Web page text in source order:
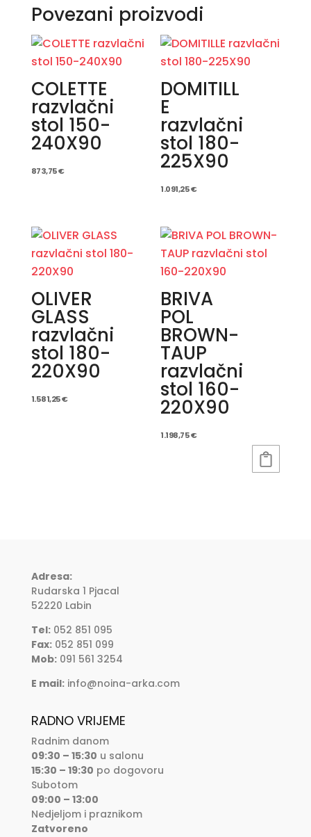
Povezani proizvodi
COLETTE
razvlačni
stol 150-
240X90
873,75€
DOMITILL
E
razvlačni
stol 180-
225X90
1.091,25€
OLIVER
GLASS
razvlačni
stol 180-
220X90
1.581,25€
BRIVA
POL
BROWN-
TAUP
razvlačni
stol 160-
220X90
1.198,75€
Adresa:
Rudarska 1 Pjacal
52220 Labin
Tel:052 851 095
Fax:052 851 099
Mob:091 561 3254
E mail: info@noina-arka.com
RADNO VRIJEME
Radnim danom
09:30 – 15:30 u salonu
15:30 – 19:30 po dogovoru
Subotom
09:00 – 13:00
Nedjeljom i praznikom
Zatvoreno